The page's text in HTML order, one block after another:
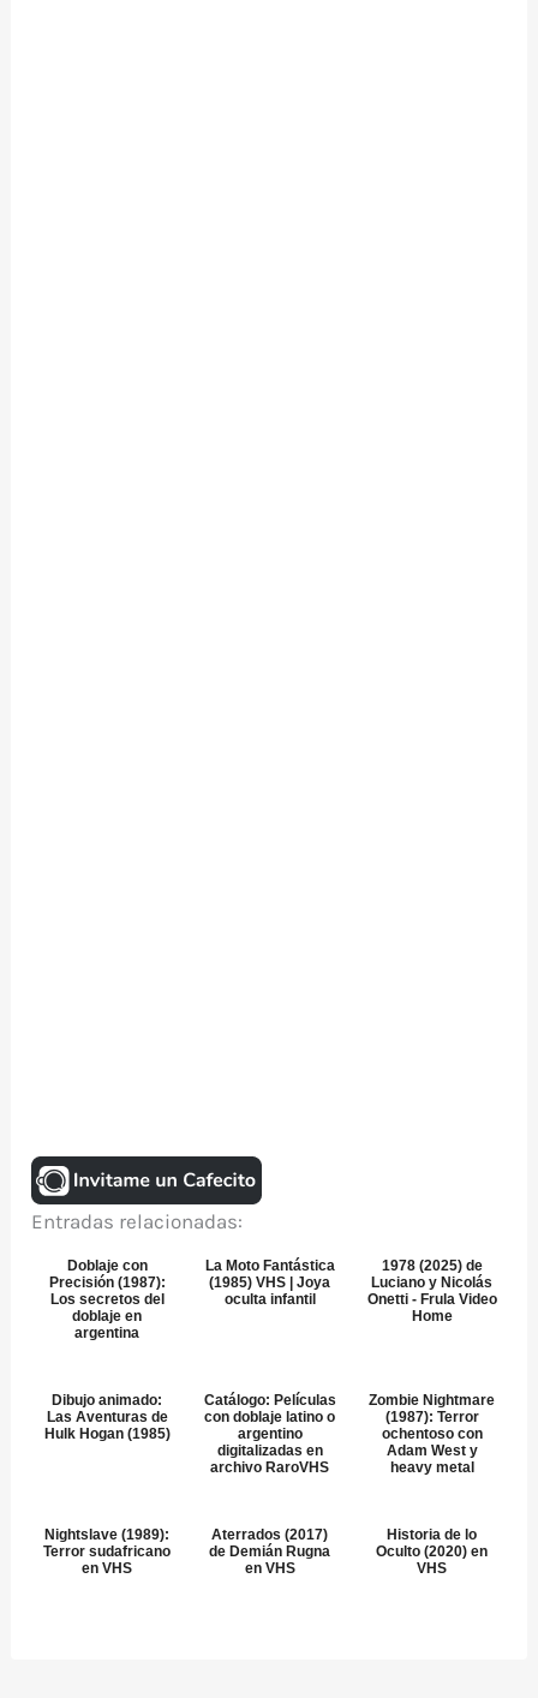
Entradas relacionadas:
Doblaje con
Precisión (1987):
Los secretos del
doblaje en
argentina
La Moto Fantástica
(1985) VHS | Joya
oculta infantil
1978 (2025) de
Luciano y Nicolás
Onetti - Frula Video
Home
Dibujo animado:
Las Aventuras de
Hulk Hogan (1985)
Catálogo: Películas
con doblaje latino o
argentino
digitalizadas en
archivo RaroVHS
Zombie Nightmare
(1987): Terror
ochentoso con
Adam West y
heavy metal
Nightslave (1989):
Terror sudafricano
en VHS
Aterrados (2017)
de Demián Rugna
en VHS
Historia de lo
Oculto (2020) en
VHS